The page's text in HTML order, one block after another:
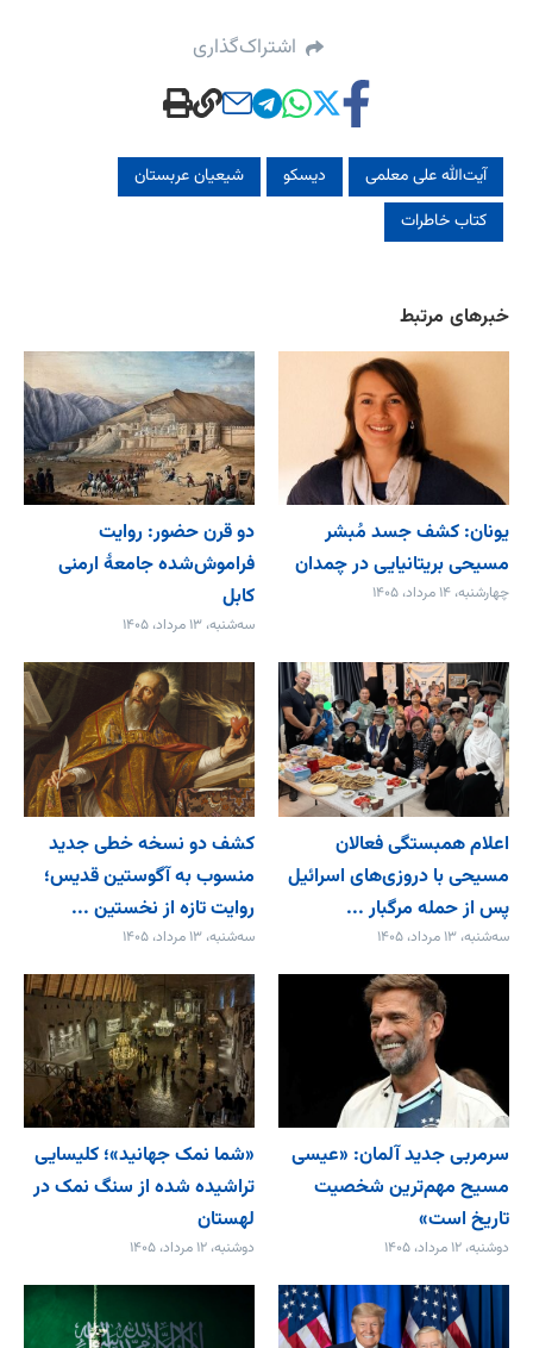
اشتراک‌گذاری
آیت‌الله علی معلمی دیسکو
شیعیان عربستان
کتاب خاطرات
خبرهای مرتبط
یونان: کشف جسد مُبشر
مسیحی بریتانیایی در چمدان
چهارشنبه، ۱۴ مرداد، ۱۴۰۵
دو قرن حضور: روایت
فراموش‌شده جامعۀ ارمنی
کابل
سه‌شنبه، ۱۳ مرداد، ۱۴۰۵
اعلام همبستگی فعالان
مسیحی با دروزی‌های اسرائیل
پس از حمله مرگبار ...
سه‌شنبه، ۱۳ مرداد، ۱۴۰۵
کشف دو نسخه خطی جدید
منسوب به آگوستین قدیس؛
روایت تازه از نخستین ...
سه‌شنبه، ۱۳ مرداد، ۱۴۰۵
سرمربی جدید آلمان: «عیسی
مسیح مهم‌ترین شخصیت
تاریخ است»
دوشنبه، ۱۲ مرداد، ۱۴۰۵
«شما نمک جهانید»؛ کلیسایی
تراشیده شده از سنگ نمک در
لهستان
دوشنبه، ۱۲ مرداد، ۱۴۰۵